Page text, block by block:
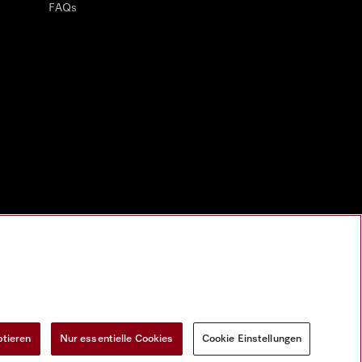
FAQs
Nur essentielle Cookies Cookie Einstellungen